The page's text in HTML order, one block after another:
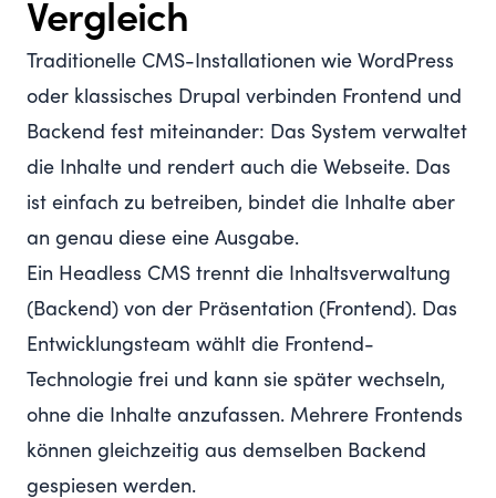
Vergleich
Traditionelle CMS-Installationen wie WordPress
oder klassisches Drupal verbinden Frontend und
Backend fest miteinander: Das System verwaltet
die Inhalte und rendert auch die Webseite. Das
ist einfach zu betreiben, bindet die Inhalte aber
an genau diese eine Ausgabe.
Ein Headless CMS trennt die Inhaltsverwaltung
(Backend) von der Präsentation (Frontend). Das
Entwicklungsteam wählt die Frontend-
Technologie frei und kann sie später wechseln,
ohne die Inhalte anzufassen. Mehrere Frontends
können gleichzeitig aus demselben Backend
gespiesen werden.